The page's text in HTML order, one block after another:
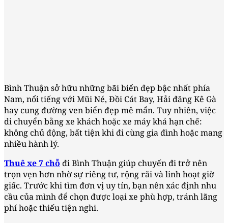
Bình Thuận sở hữu những bãi biển đẹp bậc nhất phía
Nam, nổi tiếng với Mũi Né, Đồi Cát Bay, Hải đăng Kê Gà
hay cung đường ven biển đẹp mê mẩn. Tuy nhiên, việc
di chuyển bằng xe khách hoặc xe máy khá hạn chế:
không chủ động, bất tiện khi đi cùng gia đình hoặc mang
nhiều hành lý.
Thuê xe 7 chỗ đi Bình Thuận giúp chuyến đi trở nên
trọn vẹn hơn nhờ sự riêng tư, rộng rãi và linh hoạt giờ
giấc. Trước khi tìm đơn vị uy tín, bạn nên xác định nhu
cầu của mình để chọn được loại xe phù hợp, tránh lãng
phí hoặc thiếu tiện nghi.